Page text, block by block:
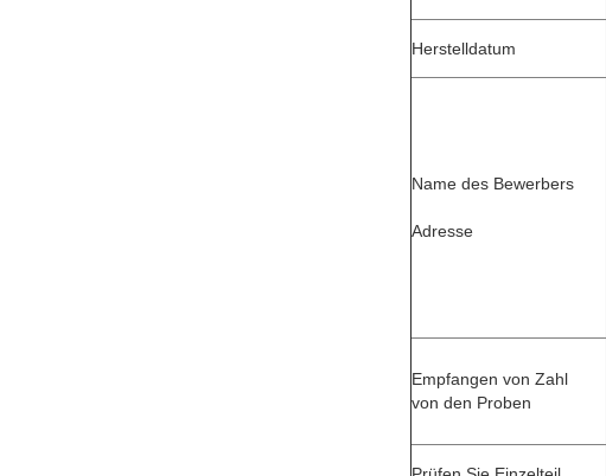
Herstelldatum
Name des Bewerbers
Adresse
Empfangen von Zahl
von den Proben